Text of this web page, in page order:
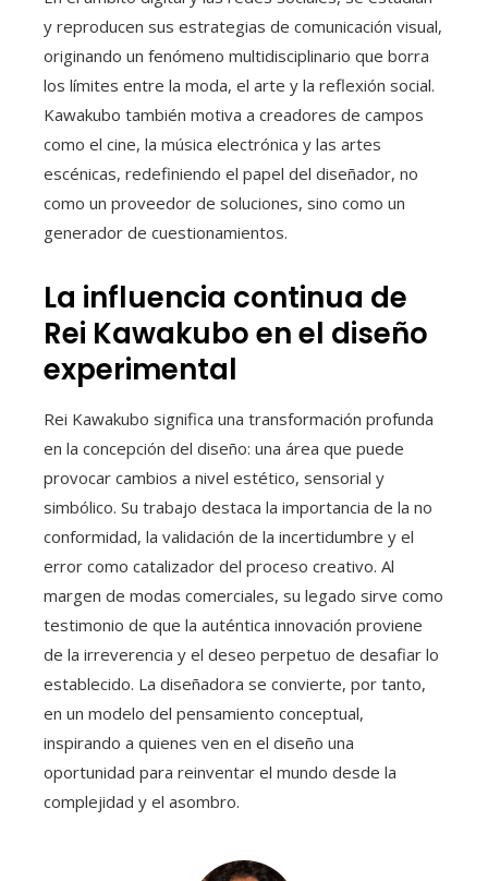
y reproducen sus estrategias de comunicación visual,
originando un fenómeno multidisciplinario que borra
los límites entre la moda, el arte y la reflexión social.
Kawakubo también motiva a creadores de campos
como el cine, la música electrónica y las artes
escénicas, redefiniendo el papel del diseñador, no
como un proveedor de soluciones, sino como un
generador de cuestionamientos.
La influencia continua de
Rei Kawakubo en el diseño
experimental
Rei Kawakubo significa una transformación profunda
en la concepción del diseño: una área que puede
provocar cambios a nivel estético, sensorial y
simbólico. Su trabajo destaca la importancia de la no
conformidad, la validación de la incertidumbre y el
error como catalizador del proceso creativo. Al
margen de modas comerciales, su legado sirve como
testimonio de que la auténtica innovación proviene
de la irreverencia y el deseo perpetuo de desafiar lo
establecido. La diseñadora se convierte, por tanto,
en un modelo del pensamiento conceptual,
inspirando a quienes ven en el diseño una
oportunidad para reinventar el mundo desde la
complejidad y el asombro.